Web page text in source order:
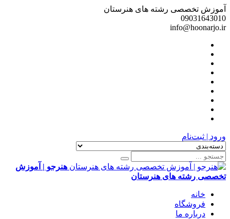
آموزش تخصصی رشته های هنرستان
09031643010
info@hoonarjo.ir
ورود | ثبت‌نام
هنرجو | آموزش
تخصصی رشته های هنرستان
خانه
فروشگاه
درباره ما